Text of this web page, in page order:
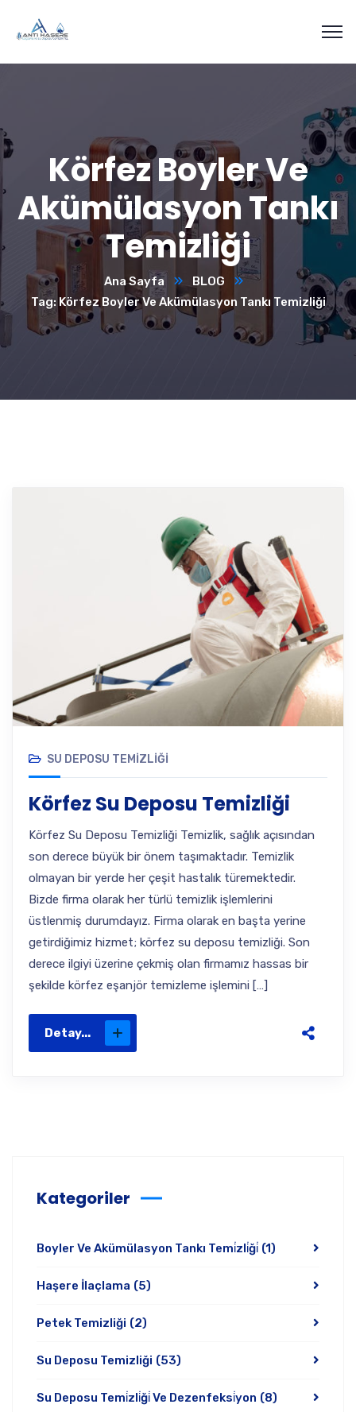
Körfez Boyler Ve
Akümülasyon Tankı
Temizliği
Ana Sayfa
BLOG
Tag: Körfez Boyler Ve Akümülasyon Tankı Temizliği
SU DEPOSU TEMIZLIĞI
Körfez Su Deposu Temizliği
Körfez Su Deposu Temizliği Temizlik, sağlık açısından
son derece büyük bir önem taşımaktadır. Temizlik
olmayan bir yerde her çeşit hastalık türemektedir.
Bizde firma olarak her türlü temizlik işlemlerini
üstlenmiş durumdayız. Firma olarak en başta yerine
getirdiğimiz hizmet; körfez su deposu temizliği. Son
derece ilgiyi üzerine çekmiş olan firmamız hassas bir
şekilde körfez eşanjör temizleme işlemini […]
Detay...
Kategoriler
Boyler Ve Akümülasyon Tankı Temi̇zli̇ği̇ (1)
Haşere İlaçlama (5)
Petek Temizliği (2)
Su Deposu Temizliği (53)
Su Deposu Temi̇zli̇ği̇ Ve Dezenfeksi̇yon (8)